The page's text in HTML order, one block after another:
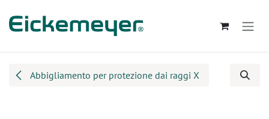
Abbigliamento per protezione dai raggi X